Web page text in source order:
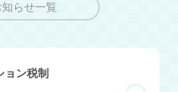
知らせ一覧
ョン税制